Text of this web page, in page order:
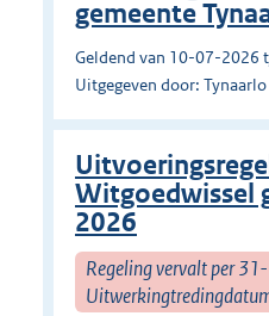
gemeente
Geldend van 10-07-2026
Uitgegeven door: Tynaarlo
Witgoedwissel
2026
Regeling vervalt per